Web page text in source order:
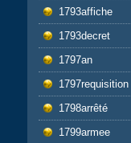
1793affiche
1793decret
1797an
1797requisition
1798arrêté
1799armee